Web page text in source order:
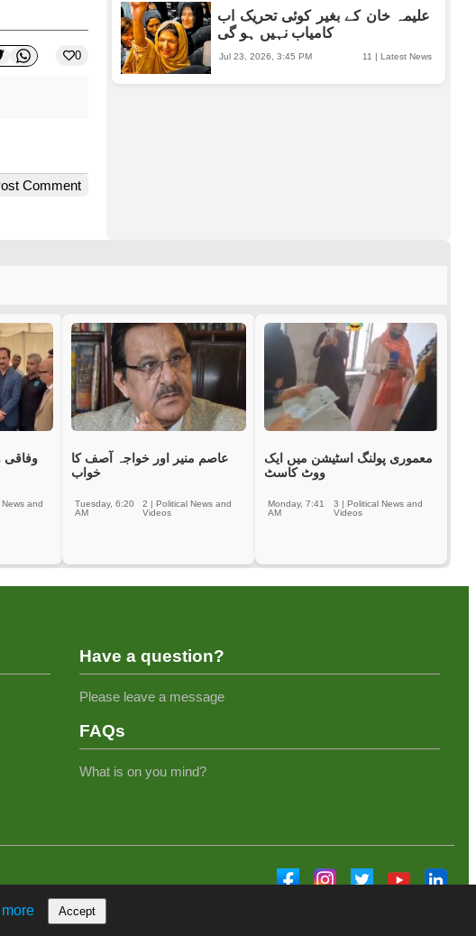
0
Comment
علیمہ خان کے بغیر کوئی تحریک اب
کامیاب نہیں ہو گی
11 | Latest News
Jul 23, 2026, 3:45 PM
وفاقی
and
عاصم منیر اور خواجہ آصف کا
خواب
2 |Political News and
Videos
Tuesday, 6:20
AM
معموری پولنگ اسٹیشن میں ایک
ووٹ کاسٹ
3 | Political News and
Videos
Monday, 7:41
AM
Accept
Have a question?
Please leave a message
FAQs
What is on you mind?